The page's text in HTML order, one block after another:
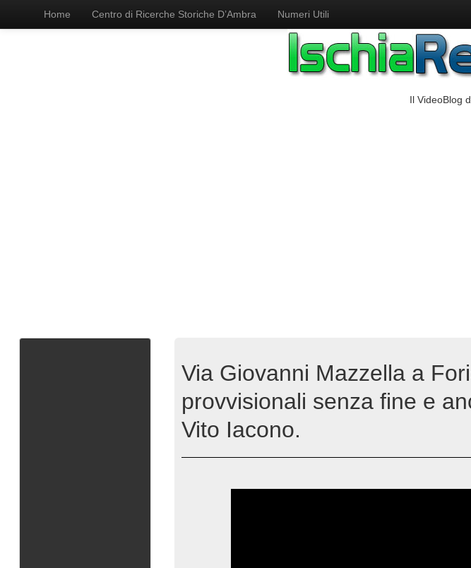
Home Centro di Ricerche Storiche D’Ambra Numeri Utili
Il VideoBlog
Via Giovanni Mazzella a
provvisionali senza fine e
Vito Iacono.